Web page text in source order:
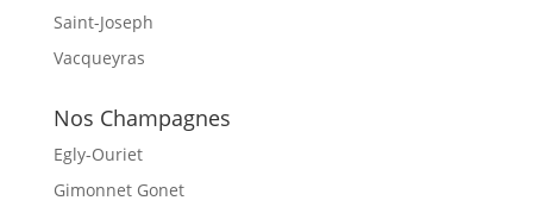
Saint-Joseph
Vacqueyras
Nos Champagnes
Egly-Ouriet
Gimonnet Gonet